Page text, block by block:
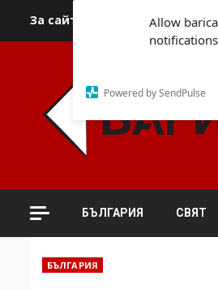
Allow
Powered by SendPulse
За сайта За
БЪЛГАРИЯ СВЯТ
БЪЛГАРИЯ